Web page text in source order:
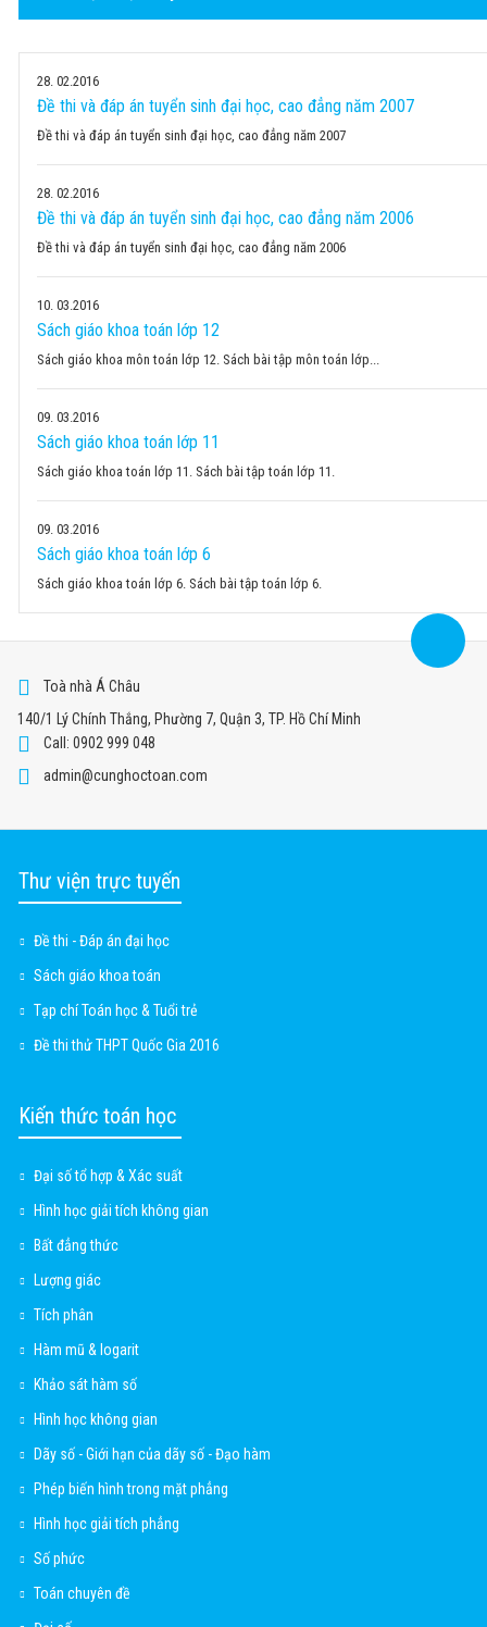
28 02.2016
Đề thi và đáp án tuyển sinh đại học, cao đẳng năm 2007
Đề thi và đáp án tuyển sinh đại học, cao đẳng năm 2007
28 02.2016
Đề thi và đáp án tuyển sinh đại học, cao đẳng năm 2006
Đề thi và đáp án tuyển sinh đại học, cao đẳng năm 2006
10 03.2016
Sách giáo khoa toán lớp 12
Sách giáo khoa môn toán lớp 12. Sách bài tập môn toán lớp...
09 03.2016
Sách giáo khoa toán lớp 11
Sách giáo khoa toán lớp 11. Sách bài tập toán lớp 11.
09 03.2016
Sách giáo khoa toán lớp 6
Sách giáo khoa toán lớp 6. Sách bài tập toán lớp 6.
Toà nhà Á Châu
140/1 Lý Chính Thắng, Phường 7, Quận 3, TP. Hồ Chí Minh
Call: 0902 999 048
admin@cunghoctoan.com
Thư viện trực tuyến
Đề thi - Đáp án đại học
Sách giáo khoa toán
Tạp chí Toán học & Tuổi trẻ
Đề thi thử THPT Quốc Gia 2016
Kiến thức toán học
Đại số tổ hợp & Xác suất
Hình học giải tích không gian
Bất đẳng thức
Lượng giác
Tích phân
Hàm mũ & logarit
Khảo sát hàm số
Hình học không gian
Dãy số - Giới hạn của dãy số - Đạo hàm
Phép biến hình trong mặt phẳng
Hình học giải tích phẳng
Số phức
Toán chuyên đề